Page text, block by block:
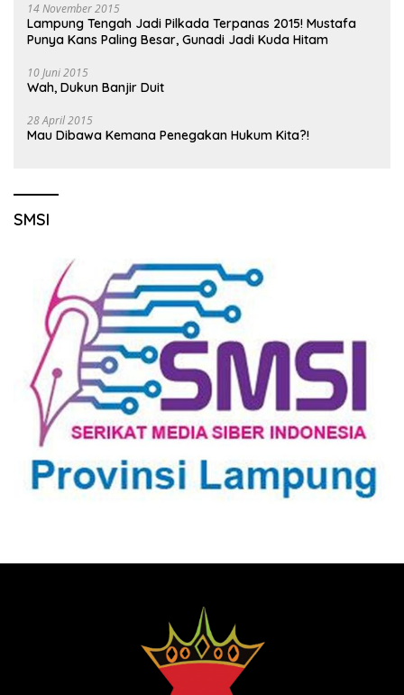
14 November 2015
Lampung Tengah Jadi Pilkada Terpanas 2015! Mustafa
Punya Kans Paling Besar, Gunadi Jadi Kuda Hitam
10 Juni 2015
Wah, Dukun Banjir Duit
28 April 2015
Mau Dibawa Kemana Penegakan Hukum Kita?!
SMSI